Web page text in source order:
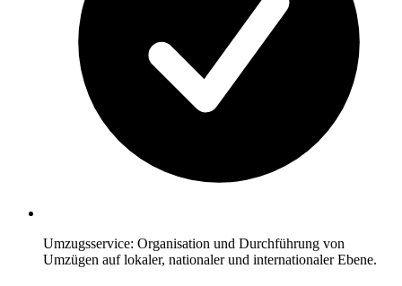
Umzugsservice: Organisation und Durchführung von
Umzügen auf lokaler, nationaler und internationaler Ebene.